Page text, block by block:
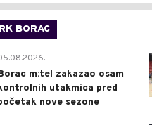
RK BORAC
m:tel zakazao osam
utakmica pred
nove sezone